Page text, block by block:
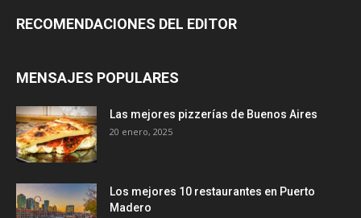
RECOMENDACIONES DEL EDITOR
MENSAJES POPULARES
Las mejores pizzerías de Buenos Aires
20 enero, 2025
Los mejores 10 restaurantes en Puerto
Madero